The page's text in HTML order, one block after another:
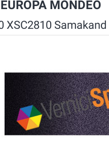
MONDEO
XSC2810